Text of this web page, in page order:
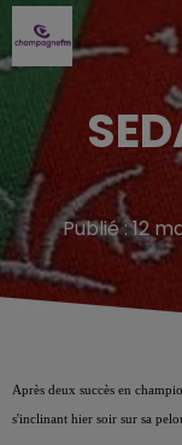
Publié : 12
Après deux succès en
s'inclinant hier soir sur sa